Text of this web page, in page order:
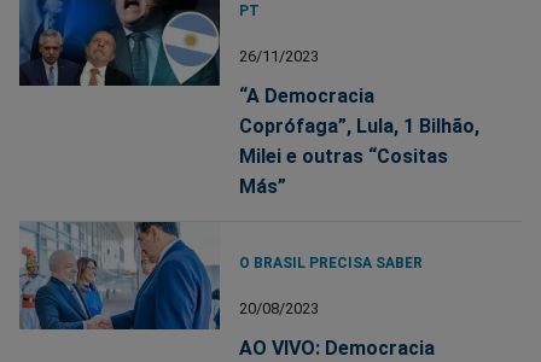
PT
26/11/2023
“A Democracia
Coprófaga”, Lula, 1 Bilhão,
Milei e outras “Cositas
Más”
O BRASIL PRECISA SABER
20/08/2023
AO VIVO: Democracia